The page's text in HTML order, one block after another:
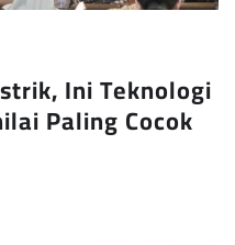
Ini Teknologi
Paling Cocok